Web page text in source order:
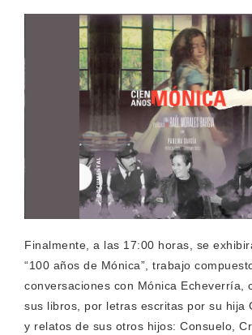
Finalmente, a las 17:00 horas, se
“100 años de Mónica”, trabajo
conversaciones con Mónica Echeverría,
sus libros, por letras escritas por su hija
y relatos de sus otros hijos: Consuelo,